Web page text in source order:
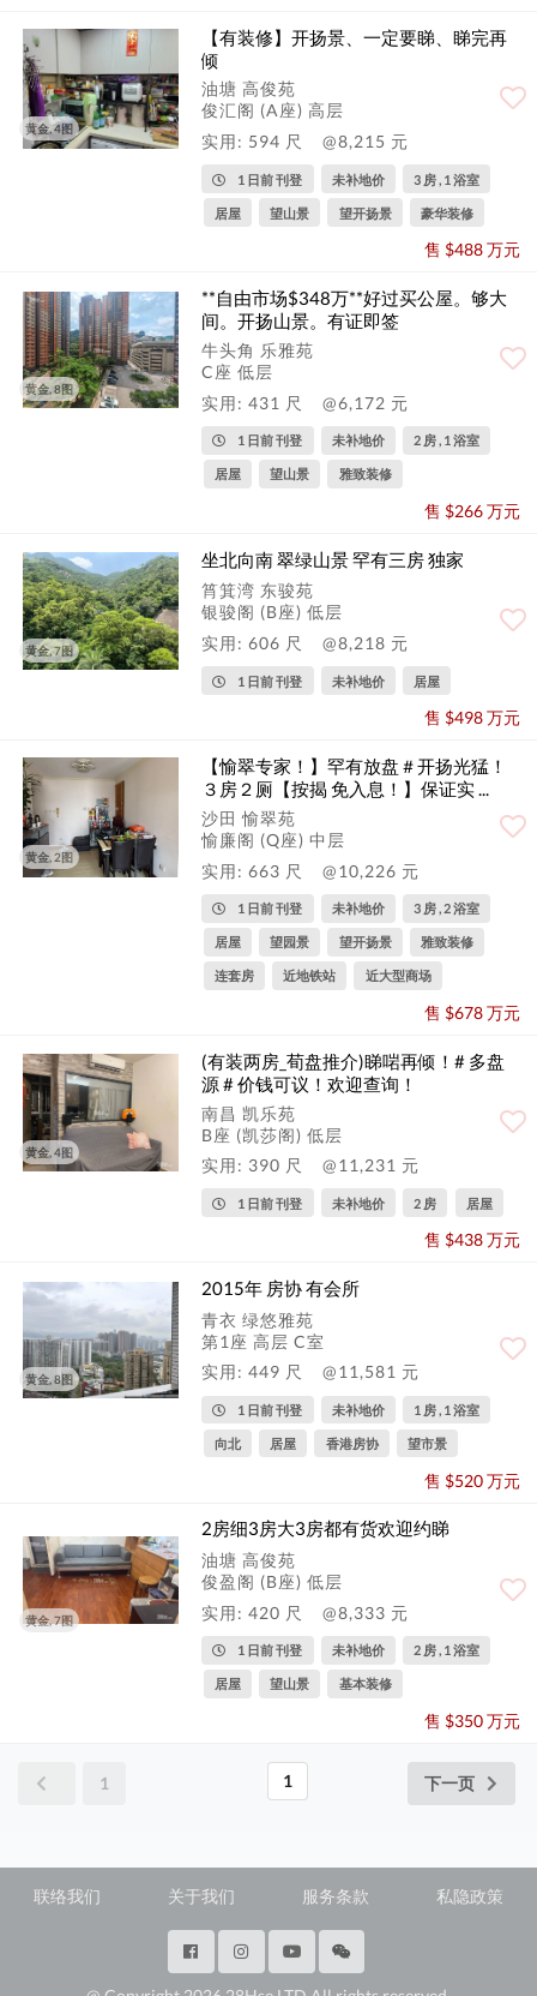
黄金, 4图
【有装修】开扬景、一定要睇、睇完再
倾
油塘 高俊苑
俊汇阁 (A座) 高层
实用: 594 尺
@8,215 元
1 日前 刊登 未补地价 3 房 , 1 浴室
居屋 望山景 望开扬景 豪华装修
售 $488 万元
黄金, 8图
**自由市场$348万**好过买公屋。够大
间。开扬山景。有证即签
牛头角 乐雅苑
C座 低层
实用: 431 尺
@6,172 元
1 日前 刊登 未补地价 2 房 , 1 浴室
居屋 望山景 雅致装修
售 $266 万元
黄金, 7图
坐北向南 翠绿山景 罕有三房 独家
筲箕湾 东骏苑
银骏阁 (B座) 低层
实用: 606 尺
@8,218 元
1 日前 刊登 未补地价 居屋
售 $498 万元
黄金, 2图
【愉翠专家！】罕有放盘＃开扬光猛！
３房２厕【按揭 免入息！】保证实 ...
沙田 愉翠苑
愉廉阁 (Q座) 中层
实用: 663 尺
@10,226 元
1 日前 刊登 未补地价 3 房 , 2 浴室
居屋 望园景 望开扬景 雅致装修
连套房 近地铁站 近大型商场
售 $678 万元
黄金, 4图
(有装两房_荀盘推介)睇啱再倾！# 多盘
源 # 价钱可议！欢迎查询！
南昌 凯乐苑
B座 (凯莎阁) 低层
实用: 390 尺
@11,231 元
1 日前 刊登 未补地价 2 房 居屋
售 $438 万元
黄金, 8图
2015年 房协 有会所
青衣 绿悠雅苑
第1座 高层 C室
实用: 449 尺
@11,581 元
1 日前 刊登 未补地价 1 房 , 1 浴室
向北 居屋 香港房协 望市景
售 $520 万元
黄金, 7图
2房细3房大3房都有货欢迎约睇
油塘 高俊苑
俊盈阁 (B座) 低层
实用: 420 尺
@8,333 元
1 日前 刊登 未补地价 2 房 , 1 浴室
居屋 望山景 基本装修
售 $350 万元
1 1 下一页
联络我们 关于我们 服务条款 私隐政策